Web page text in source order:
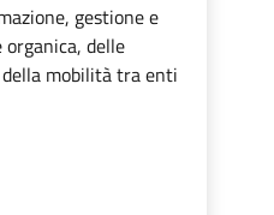
gestione e
delle
mobilità tra enti